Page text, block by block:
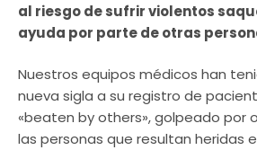
al riesgo de sufrir violentos
ayuda por parte de otras
Nuestros equipos médicos han
nueva sigla a su registro de
«beaten by others», golpeado por
las personas que resultan heridas